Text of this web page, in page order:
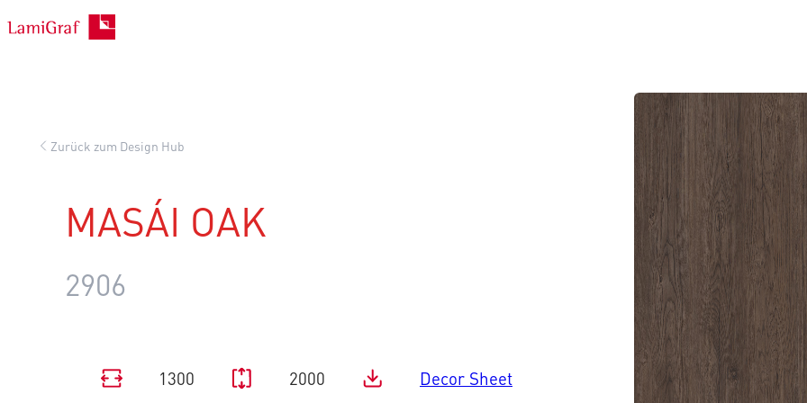
Zum
Zurück zum Design Hub
MASÁI OAK
2906
1300 2000 Decor Sheet